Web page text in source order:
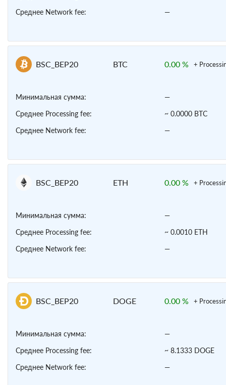
Среднее Network fee:
—
BSC_BEP20
Минимальная сумма:
Среднее Processing fee:
Среднее Network fee:
BTC 0.00 % +
—
~ 0.0000 BTC
—
BSC_BEP20
Минимальная сумма:
Среднее Processing fee:
Среднее Network fee:
ETH 0.00 % +
—
~ 0.0010 ETH
—
BSC_BEP20
Минимальная сумма:
Среднее Processing fee:
Среднее Network fee:
DOGE 0.00 % +
—
~ 8.1333 DOGE
—